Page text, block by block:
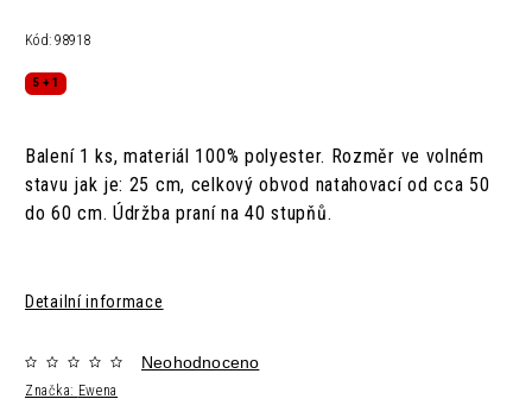
Kód: 98918
5 + 1
Balení 1 ks, materiál 100% polyester. Rozměr ve volném
stavu jak je: 25 cm, celkový obvod natahovací od cca 50
do 60 cm. Údržba praní na 40 stupňů.
Detailní informace
Značka: Ewena
Neohodnoceno